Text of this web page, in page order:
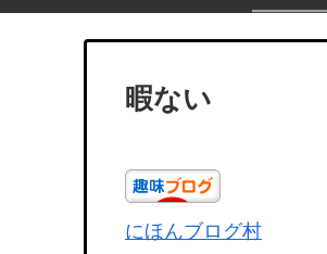
暇ない
にほんブログ村